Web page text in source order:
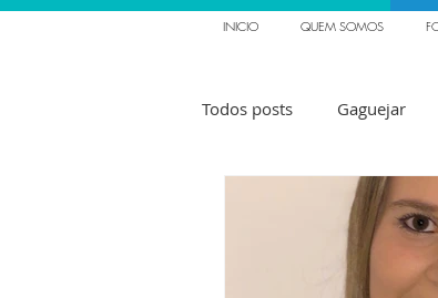
INICIO QUEM SOMOS
Todos posts Gaguejar